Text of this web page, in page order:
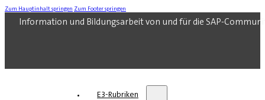
Zum Hauptinhalt springen Zum Footer springen
Information und Bildungsarbeit von und für die SAP-
E3-Rubriken